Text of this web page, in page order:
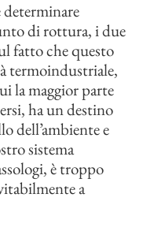
di rottura, i due
fatto che questo
termoindustriale,
la maggior parte
ha un destino
dell’ambiente e
sistema
è troppo
a